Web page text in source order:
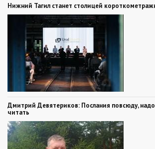
Нижний Тагил станет столицей
Дмитрий Девятериков: Послания повсюду,
читать